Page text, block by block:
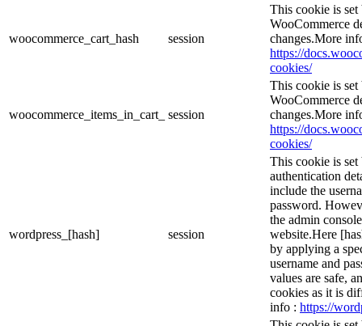
woocommerce_cart_hash session
This cookie is set
WooCommerce
changes.More
https://
cookies/
woocommerce_items_in_cart_ session
This cookie is set
WooCommerce
changes.More
https://
cookies/
wordpress_[hash] session
This cookie is set
authentication
include the
password.
the admin
website.Here
by applying a
username and
values are safe,
cookies as it is
info : https://